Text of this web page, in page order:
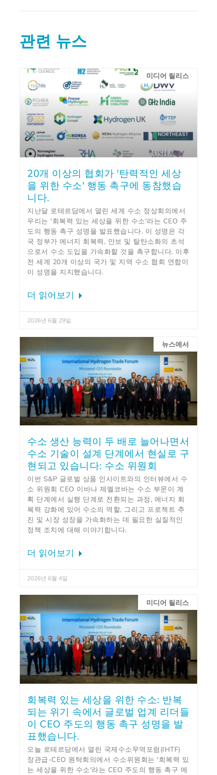
관련 뉴스
미디어 릴리스
20개 이상의 협회가 '탄력적인 세상
을 위한 수소' 행동 촉구에 동참했습
니다.
지난달 로테르담에서 열린 세계 수소 정상회의에서
우리는 '회복력 있는 세상을 위한 수소'라는 CEO 주
도의 행동 촉구 성명을 발표했습니다. 이 성명은 각
국 정부가 에너지 회복력, 안보 및 탈탄소화의 초석
으로서 수소 도입을 가속화할 것을 촉구합니다. 이후
전 세계 20개 이상의 국가 및 지역 수소 협회 연합이
이 성명을 지지했습니다.
더 읽어보기
2026년 6월 29일
뉴스에서
수소 생산 능력이 두 배로 늘어나면서
수소 기술이 설계 단계에서 현실로 구
현되고 있습니다: 수소 위원회
이번 S&P 글로벌 상품 인사이트와의 인터뷰에서 수
소 위원회 CEO 이바나 제멜코바는 수소 부문이 계
획 단계에서 실행 단계로 전환되는 과정, 에너지 회
복력 강화에 있어 수소의 역할, 그리고 프로젝트 추
진 및 시장 성장을 가속화하는 데 필요한 실질적인
정책 조치에 대해 이야기합니다.
더 읽어보기
2026년 6월 4일
미디어 릴리스
회복력 있는 세상을 위한 수소: 반복
되는 위기 속에서 글로벌 업계 리더들
이 CEO 주도의 행동 촉구 성명을 발
표했습니다.
오늘 로테르담에서 열린 국제수소무역포럼(IHTF)
장관급-CEO 원탁회의에서 수소위원회는 '회복력 있
는 세상을 위한 수소'라는 CEO 주도의 행동 촉구 메